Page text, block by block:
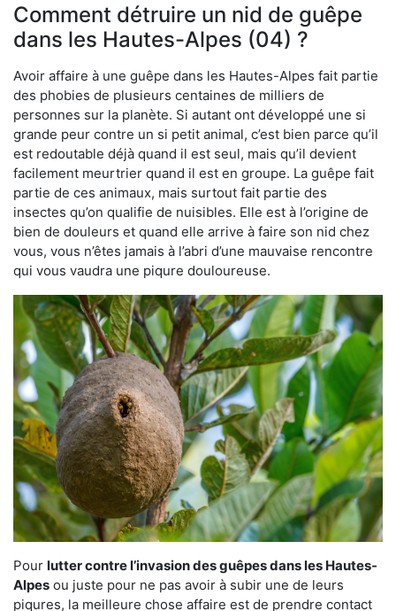
Comment détruire un nid de guêpe
dans les Hautes-Alpes (04) ?
Avoir affaire à une guêpe dans les Hautes-Alpes fait partie
des phobies de plusieurs centaines de milliers de
personnes sur la planète. Si autant ont développé une si
grande peur contre un si petit animal, c’est bien parce qu’il
est redoutable déjà quand il est seul, mais qu’il devient
facilement meurtrier quand il est en groupe. La guêpe fait
partie de ces animaux, mais surtout fait partie des
insectes qu’on qualifie de nuisibles. Elle est à l’origine de
bien de douleurs et quand elle arrive à faire son nid chez
vous, vous n’êtes jamais à l’abri d’une mauvaise rencontre
qui vous vaudra une piqure douloureuse.
Pour lutter contre l’invasion des guêpes dans les Hautes-
Alpes ou juste pour ne pas avoir à subir une de leurs
piqures, la meilleure chose affaire est de prendre contact